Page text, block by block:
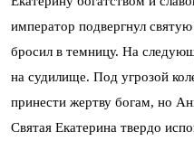
император подвергнул
бросил в темницу. На
на судилище. Под угрозой
принести жертву богам, но
Святая Екатерина твердо